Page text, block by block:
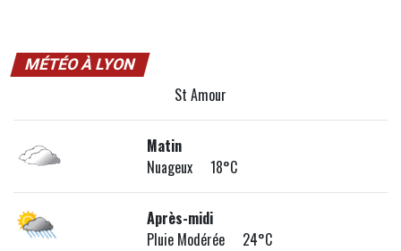
MÉTÉO À LYON
St Amour
Matin
Nuageux 18°C
Après-midi
Pluie Modérée 24°C